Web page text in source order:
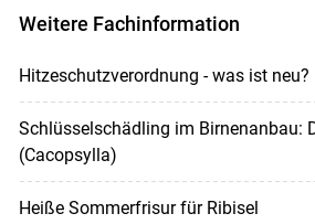
Weitere Fachinformation
Hitzeschutzverordnung - was ist neu?
Schlüsselschädling im Birnenanbau:
(Cacopsylla)
Heiße Sommerfrisur für Ribisel